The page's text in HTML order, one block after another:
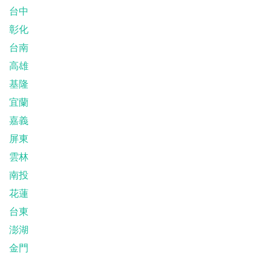
台中
彰化
台南
高雄
基隆
宜蘭
嘉義
屏東
雲林
南投
花蓮
台東
澎湖
金門